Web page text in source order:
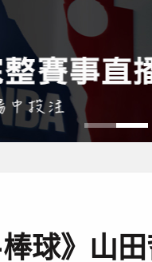
球》山